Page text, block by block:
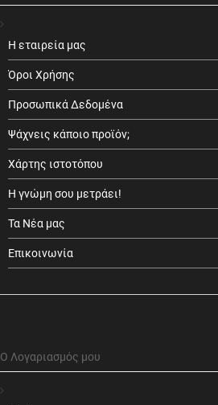
Η εταιρεία μας
Όροι Χρήσης
Προσωπικά Δεδομένα
Ψάχνεις κάποιο προϊόν;
Χάρτης ιστοτόπου
Η γνώμη σου μετράει!
Τα Νέα μας
Επικοινωνία
Ο Λογαριασμός μου